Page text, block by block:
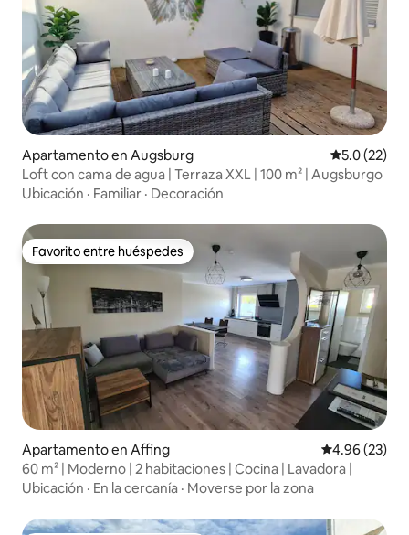
Apartamento en Augsburg Calificación
5.0 (22)
Loft con cama de agua | Terraza XXL | 100 m² | Augsburgo
Ubicación · Familiar · Decoración
Favorito entre huéspedes
Favorito entre huéspedes
Apartamento en Affing Calificación
4.96 (23)
60 m² | Moderno | 2 habitaciones | Cocina | Lavadora |
Ubicación · En la cercanía · Moverse por la zona